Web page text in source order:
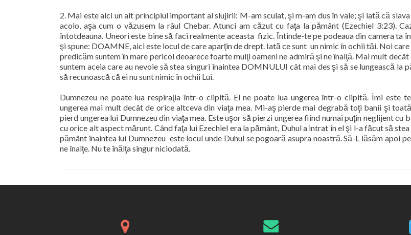
2. Mai este aici un alt principiul important al slujirii: M-am sculat, şi m-am dus în vale; şi iată că
acolo, aşa cum o văzusem la râul Chebar. Atunci am căzut cu faţa la pământ (Ezechiel 3:23).
întotdeauna. Uneori este bine să faci realmente aceasta fizic. Întinde-te pe podeaua din camera ta
şi spune: DOAMNE, aici este locul de care aparţin de drept. Iată ce sunt un nimic în ochii tăi. Noi
predicăm suntem în mare pericol deoarece foarte mulţi oameni ne admiră şi ne înalţă. Mai mult
suntem aceia care au nevoie să stea singuri înaintea DOMNULUI cât mai des şi să se lungească la
să recunoască că ei nu sunt nimic în ochii Lui.
Dumnezeu ne poate lua respiraţia într-o clipită. El ne poate lua ungerea într-o clipită. Îmi este
ungerea mai mult decât de orice altceva din viaţa mea. Mi-aş pierde mai degrabă toţi banii şi
pierd ungerea lui Dumnezeu din viaţa mea. Este uşor să pierzi ungerea fiind numai puţin neglijent cu
cu orice alt aspect mărunt. Când faţa lui Ezechiel era la pământ, Duhul a intrat în el şi l-a făcut să
pământ înaintea lui Dumnezeu este locul unde Duhul se pogoară asupra noastră. Să-L lăsăm apoi
ne înalţe. Nu te înălţa singur niciodată.